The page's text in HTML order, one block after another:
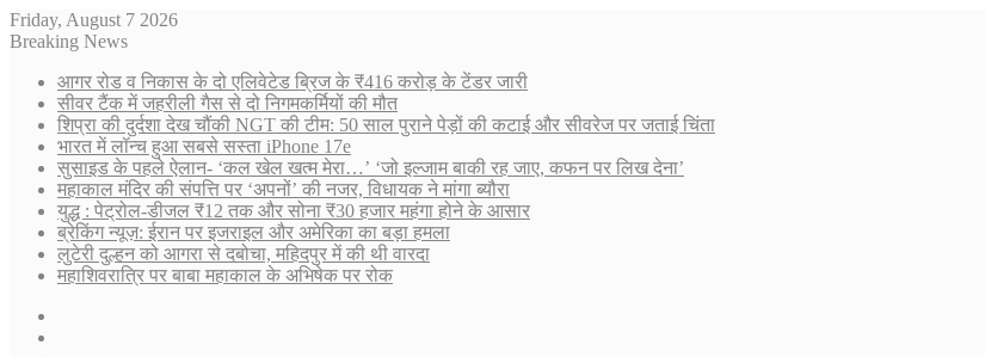
Friday, August 7 2026
Breaking News
आगर रोड व निकास के दो एलिवेटेड ब्रिज के ₹416 करोड़ के टेंडर जारी
सीवर टैंक में जहरीली गैस से दो निगमकर्मियों की मौत
शिप्रा की दुर्दशा देख चौंकी NGT की टीम: 50 साल पुराने पेड़ों की कटाई और सीवरेज पर जताई चिंता
भारत में लॉन्च हुआ सबसे सस्ता iPhone 17e
सुसाइड के पहले ऐलान- ‘कल खेल खत्म मेरा…’ ‘जो इल्जाम बाकी रह जाए, कफन पर लिख देना’
महाकाल मंदिर की संपत्ति पर ‘अपनों’ की नजर, विधायक ने मांगा ब्यौरा
युद्ध : पेट्रोल-डीजल ₹12 तक और सोना ₹30 हजार महंगा होने के आसार
ब्रेकिंग न्यूज़: ईरान पर इजराइल और अमेरिका का बड़ा हमला
लुटेरी दुल्हन को आगरा से दबोचा, महिदपुर में की थी वारदा
महाशिवरात्रि पर बाबा महाकाल के अभिषेक पर रोक